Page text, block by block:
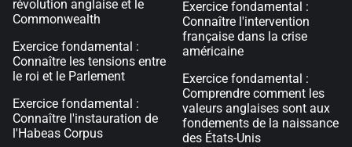
révolution anglaise et le
Commonwealth
Exercice fondamental :
Connaître les tensions entre
le roi et le Parlement
Exercice fondamental :
Connaître l'instauration de
l'Habeas Corpus
Exercice fondamental :
Connaître l'intervention
française dans la crise
américaine
Exercice fondamental :
Comprendre comment les
valeurs anglaises sont aux
fondements de la naissance
des États-Unis